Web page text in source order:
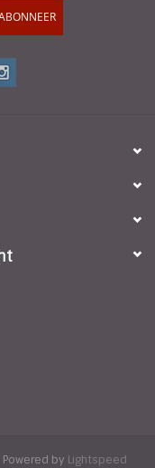
by Lightspeed